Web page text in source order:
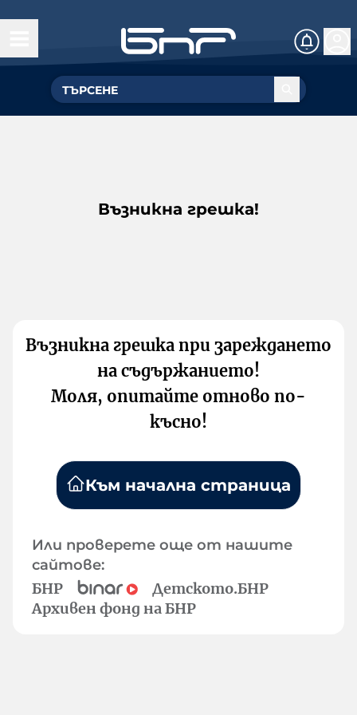
Възникна грешка!
Възникна грешка при зареждането
на съдържанието!
Моля, опитайте отново по-
късно!
Към начална страница
Или проверете още от нашите
сайтове:
БНР
Детското.БНР
Архивен фонд на БНР